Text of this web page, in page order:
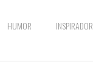
HUMOR INSPIRADOR